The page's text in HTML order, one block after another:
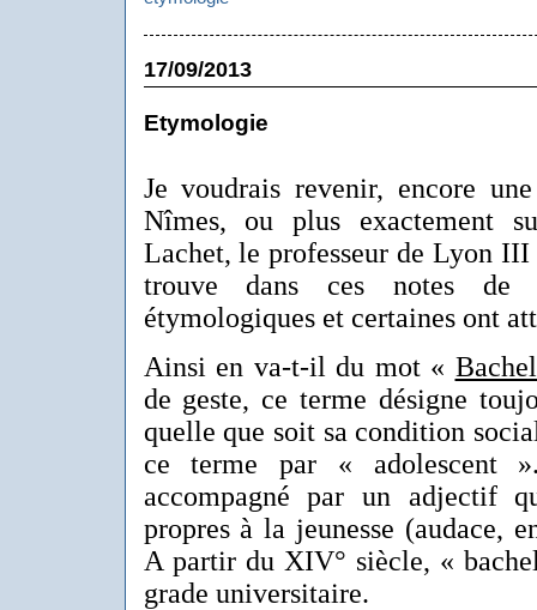
17/09/2013
Etymologie
Je voudrais revenir, encore
Nîmes, ou plus exactement
Lachet, le professeur de Lyon
trouve dans ces notes de
étymologiques et certaines ont
Ainsi en va-t-il du mot «
de geste, ce terme désigne
quelle que soit sa condition
ce terme par « adolescent
accompagné par un adjectif
propres à la jeunesse (audace,
A partir du XIV° siècle, «
grade universitaire.